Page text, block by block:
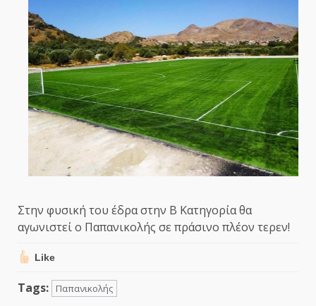
Στην φυσική του έδρα στην Β Κατηγορία θα
αγωνιστεί ο Παπανικολής σε πράσινο πλέον τερεν!
Like
Tags: Παπανικολής